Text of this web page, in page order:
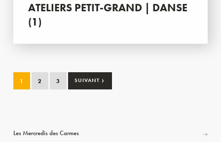
ATELIERS PETIT-GRAND | DANSE
(1)
1 2 3 SUIVANT ›
Les Mercredis des Carmes